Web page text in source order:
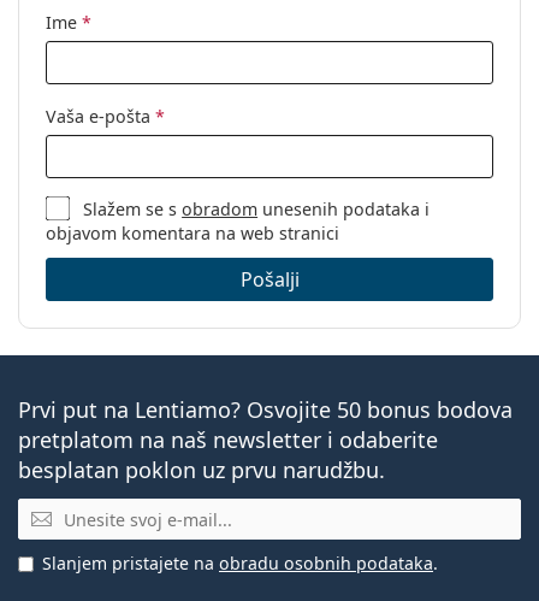
Ime *
Vaša e-pošta *
Slažem se sobradom unesenih podataka i
objavom komentara na web stranici
Pošalji
Prvi put na Lentiamo? Osvojite 50 bonus bodova
pretplatom na naš newsletter i odaberite
besplatan poklon uz prvu narudžbu.
E-mail
Slanjem pristajete na obradu osobnih podataka.